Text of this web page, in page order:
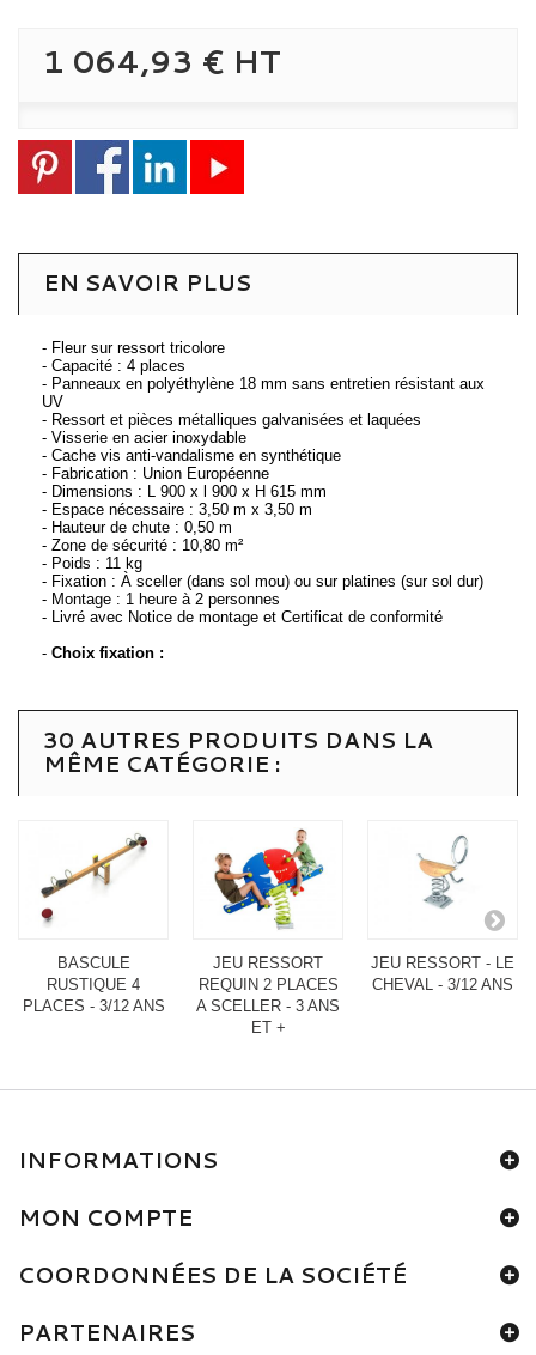
1 064,93 € HT
EN SAVOIR PLUS
- Fleur sur ressort tricolore
- Capacité : 4 places
- Panneaux en polyéthylène 18 mm sans entretien résistant aux
UV
- Ressort et pièces métalliques galvanisées et laquées
- Visserie en acier inoxydable
- Cache vis anti-vandalisme en synthétique
- Fabrication : Union Européenne
- Dimensions : L 900 x l 900 x H 615 mm
- Espace nécessaire : 3,50 m x 3,50 m
- Hauteur de chute : 0,50 m
- Zone de sécurité : 10,80 m²
- Poids : 11 kg
- Fixation : À sceller (dans sol mou) ou sur platines (sur sol dur)
- Montage : 1 heure à 2 personnes
- Livré avec Notice de montage et Certificat de conformité
- Choix fixation :
30 AUTRES PRODUITS DANS LA
MÊME CATÉGORIE :
BASCULE
RUSTIQUE 4
PLACES - 3/12 ANS
JEU RESSORT
REQUIN 2 PLACES
A SCELLER - 3 ANS
ET +
JEU RESSORT - LE
CHEVAL - 3/12 ANS
INFORMATIONS
MON COMPTE
COORDONNÉES DE LA SOCIÉTÉ
PARTENAIRES